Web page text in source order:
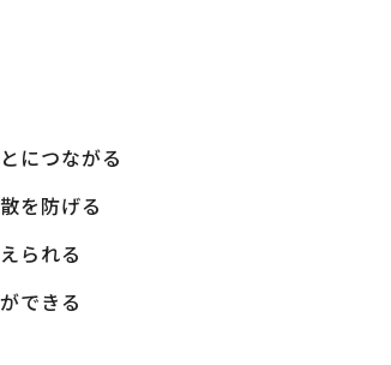
につながる
を防げる
られる
できる